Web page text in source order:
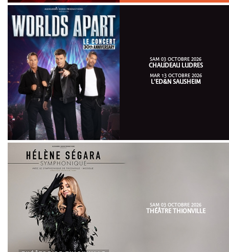
SAM 03 OCTOBRE 2026
CHAUDEAU LUDRES
MAR 13 OCTOBRE 2026
L'ED&N SAUSHEIM
SAM 03 OCTOBRE 2026
THÉÂTRE THIONVILLE